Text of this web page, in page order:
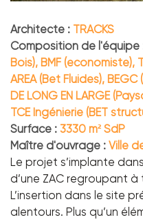
Architecte : TRACKS
Composition de l'équipe
Bois), BMF (economiste),
AREA (Bet Fluides), BEGC
DE LONG EN LARGE
TCE Ingénierie (BET
Surface : 3330 m² SdP
Maître d'ouvrage : Ville
Le projet s’implante
d’une ZAC regroupant
L’insertion dans le site
alentours. Plus qu’un